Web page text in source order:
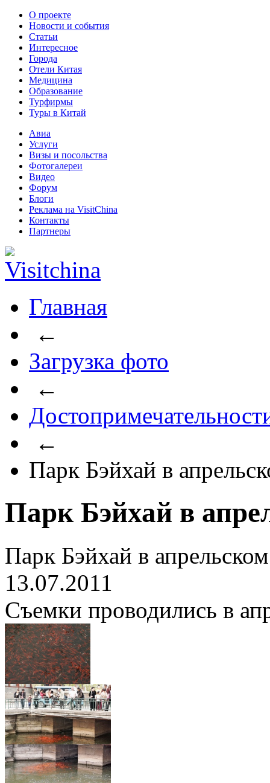
О проекте
Новости и события
Статьи
Интересное
Города
Отели Китая
Медицина
Образование
Турфирмы
Туры в Китай
Авиа
Услуги
Визы и посольства
Фотогалереи
Видео
Форум
Блоги
Реклама на VisitChina
Контакты
Партнеры
Главная
←
Загрузка фото
←
←
Парк Бэйхай в
Парк Бэйхай в
Парк Бэйхай в
13.07.2011
Съемки проводились в